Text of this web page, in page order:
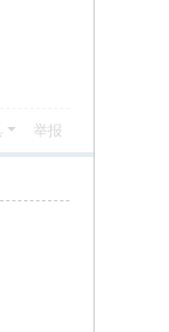
举报